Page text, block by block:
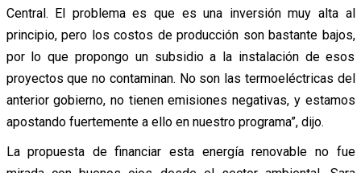
Central. El problema es que es una inversión muy alta al
principio, pero los costos de producción son bastante bajos,
por lo que propongo un subsidio a la instalación de esos
proyectos que no contaminan. No son las termoeléctricas del
anterior gobierno, no tienen emisiones negativas, y estamos
apostando fuertemente a ello en nuestro programa”, dijo.
La propuesta de financiar esta energía renovable no fue